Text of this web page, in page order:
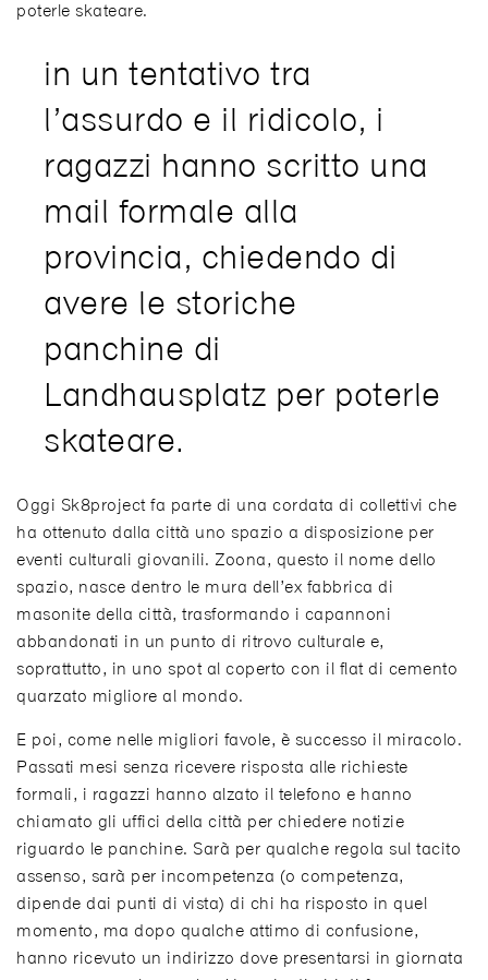
poterle skateare.
in un tentativo tra
l’assurdo e il ridicolo, i
ragazzi hanno scritto una
mail formale alla
provincia, chiedendo di
avere le storiche
panchine di
Landhausplatz per poterle
skateare.
Oggi Sk8project fa parte di una cordata di collettivi che
ha ottenuto dalla città uno spazio a disposizione per
eventi culturali giovanili. Zoona, questo il nome dello
spazio, nasce dentro le mura dell’ex fabbrica di
masonite della città, trasformando i capannoni
abbandonati in un punto di ritrovo culturale e,
soprattutto, in uno spot al coperto con il flat di cemento
quarzato migliore al mondo.
E poi, come nelle migliori favole, è successo il miracolo.
Passati mesi senza ricevere risposta alle richieste
formali, i ragazzi hanno alzato il telefono e hanno
chiamato gli uffici della città per chiedere notizie
riguardo le panchine. Sarà per qualche regola sul tacito
assenso, sarà per incompetenza (o competenza,
dipende dai punti di vista) di chi ha risposto in quel
momento, ma dopo qualche attimo di confusione,
hanno ricevuto un indirizzo dove presentarsi in giornata